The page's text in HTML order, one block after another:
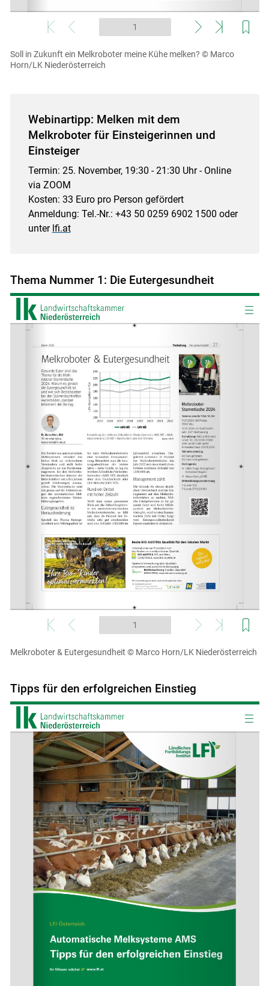
Soll in Zukunft ein Melkroboter meine Kühe melken? © Marco
Horn/LK Niederösterreich
Webinartipp: Melken mit dem
Melkroboter für Einsteigerinnen und
Einsteiger
Termin: 25. November, 19:30 - 21:30 Uhr - Online
via ZOOM
Kosten: 33 Euro pro Person gefördert
Anmeldung: Tel.-Nr.: +43 50 0259 6902 1500 oder
unter lfi.at
Thema Nummer 1: Die Eutergesundheit
Melkroboter & Eutergesundheit © Marco Horn/LK Niederösterreich
Tipps für den erfolgreichen Einstieg